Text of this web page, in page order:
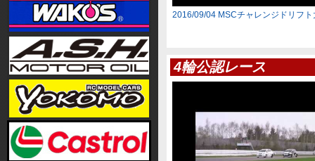
2016/09/04 MSCチャレンジドリフト
4輪公認レース